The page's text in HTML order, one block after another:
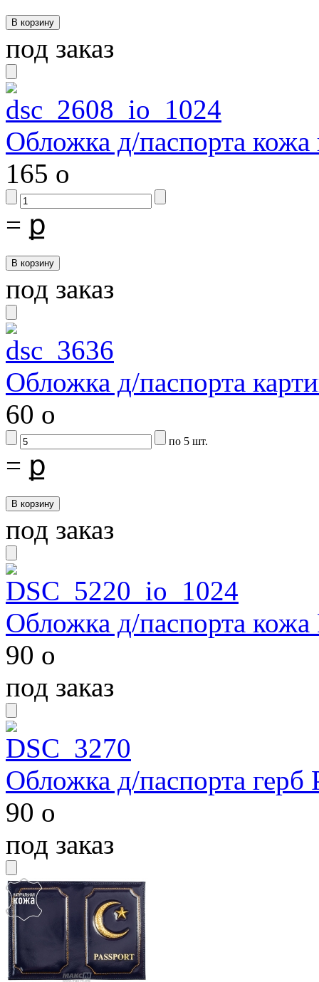
под заказ
Обложка д/паспорта кожа
165 o
= ք
под заказ
Обложка д/паспорта
60 o
по 5 шт.
= ք
под заказ
Обложка д/паспорта
90 o
под заказ
Обложка д/паспорта герб
90 o
под заказ